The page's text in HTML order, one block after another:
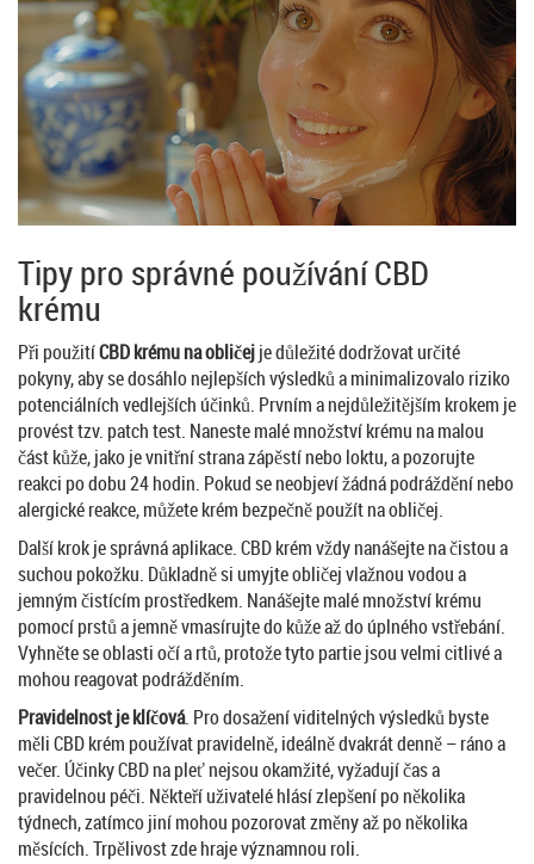
Tipy pro správné používání CBD
krému
Při použitíCBD krému na obličejje důležité dodržovat určité
pokyny, aby se dosáhlo nejlepších výsledků a minimalizovalo riziko
potenciálních vedlejších účinků. Prvním a nejdůležitějším krokem je
provést tzv. patch test. Naneste malé množství krému na malou
část kůže, jako je vnitřní strana zápěstí nebo loktu, a pozorujte
reakci po dobu 24 hodin. Pokud se neobjeví žádná podráždění nebo
alergické reakce, můžete krém bezpečně použít na obličej.
Další krok je správná aplikace. CBD krém vždy nanášejte na čistou a
suchou pokožku. Důkladně si umyjte obličej vlažnou vodou a
jemným čistícím prostředkem. Nanášejte malé množství krému
pomocí prstů a jemně vmasírujte do kůže až do úplného vstřebání.
Vyhněte se oblasti očí a rtů, protože tyto partie jsou velmi citlivé a
mohou reagovat podrážděním.
Pravidelnost je klíčová. Pro dosažení viditelných výsledků byste
měli CBD krém používat pravidelně, ideálně dvakrát denně – ráno a
večer. Účinky CBD na pleť nejsou okamžité, vyžadují čas a
pravidelnou péči. Někteří uživatelé hlásí zlepšení po několika
týdnech, zatímco jiní mohou pozorovat změny až po několika
měsících. Trpělivost zde hraje významnou roli.